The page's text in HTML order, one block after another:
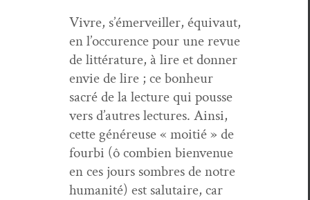
Vivre, s’émerveiller, équiv­aut,
en l’occurence pour une revue
de lit­téra­ture, à lire et don­ner
envie de lire ; ce bon­heur
sacré de la lec­ture qui pousse
vers d’autres lec­tures. Ain­si,
cette généreuse « moitié » de
four­bi (ô com­bi­en bien­v­enue
en ces jours som­bres de notre
human­ité) est salu­taire, car